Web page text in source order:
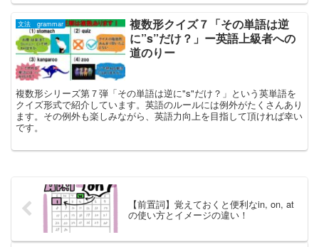
文法 grammar
複数形クイズ７「その単語は逆
に”s”だけ？」ー英語上級者への
道のりー
複数形シリーズ第７弾「その単語は逆に"s"だけ？」という英単語を
クイズ形式で紹介しています。英語のルールには例外がたくさんあり
ます。その例外も楽しみながら、英語力向上を目指して頂ければ幸い
です。
【前置詞】覚えておくと便利なin, on, at
の使い方とイメージの違い！